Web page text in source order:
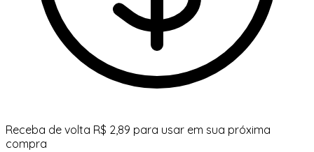
Receba de volta R$ 2,89 para usar em sua próxima
compra